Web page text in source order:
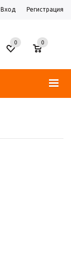
Вход Регистрация
0
0